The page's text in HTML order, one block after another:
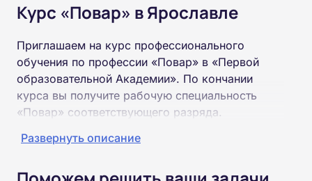
Курс «Повар» в Ярославле
Приглашаем на курс профессионального
обучения по профессии «Повар» в «Первой
образовательной Академии». По кончании
курса вы получите рабочую специальность
«Повар» соответствующего разряда.
Пройти обучение и получить удостоверение
Развернуть описание